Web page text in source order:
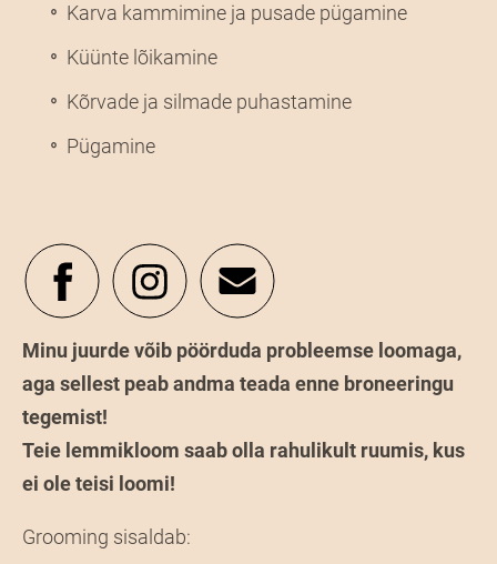
Karva kammimine ja pusade pügamine
Küünte lõikamine
Kõrvade ja silmade puhastamine
Pügamine
Minu juurde võib pöörduda probleemse loomaga,
aga sellest peab andma teada enne broneeringu
tegemist!
Teie lemmikloom saab olla rahulikult ruumis, kus
ei ole teisi loomi!
Grooming sisaldab: